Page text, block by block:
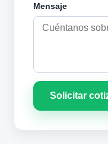
Mensaje
Solicitar